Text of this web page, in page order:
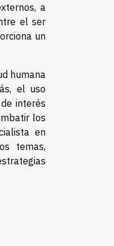
a
el ser
un
humana
el uso
interés
los
en
temas,